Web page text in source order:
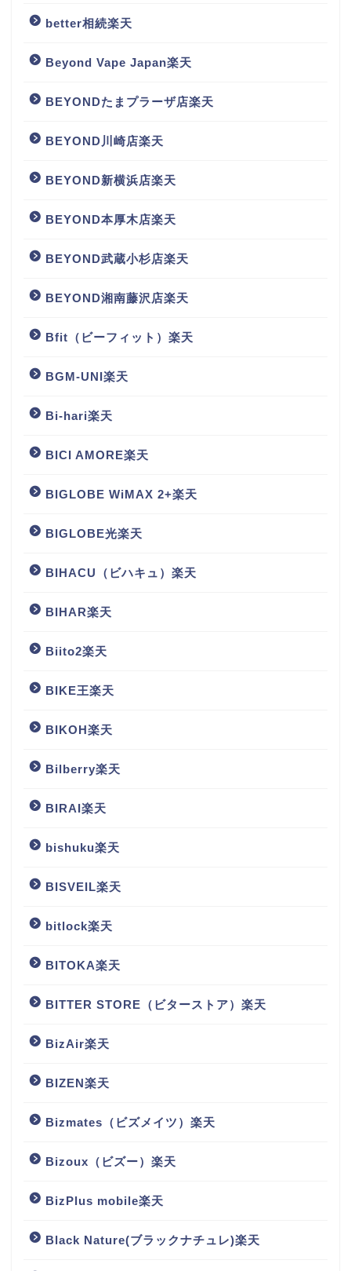
better相続楽天
Beyond Vape Japan楽天
BEYONDたまプラーザ店楽天
BEYOND川崎店楽天
BEYOND新横浜店楽天
BEYOND本厚木店楽天
BEYOND武蔵小杉店楽天
BEYOND湘南藤沢店楽天
Bfit（ビーフィット）楽天
BGM‐UNI楽天
Bi-hari楽天
BICI AMORE楽天
BIGLOBE WiMAX 2+楽天
BIGLOBE光楽天
BIHACU（ビハキュ）楽天
BIHAR楽天
Biito2楽天
BIKE王楽天
BIKOH楽天
Bilberry楽天
BIRAI楽天
bishuku楽天
BISVEIL楽天
bitlock楽天
BITOKA楽天
BITTER STORE（ビターストア）楽天
BizAir楽天
BIZEN楽天
Bizmates（ビズメイツ）楽天
Bizoux（ビズー）楽天
BizPlus mobile楽天
Black Nature(ブラックナチュレ)楽天